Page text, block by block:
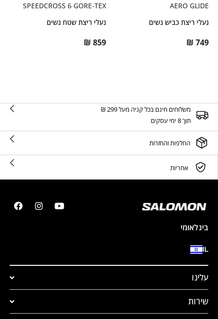
AERO GLIDE
נעלי ריצת כביש נשים
₪ 749
SPEEDCROSS 6 GORE-TEX
נעלי ריצת שטח נשים
₪ 859
משלוחים חינם בכל קניה מעל 299 ₪
תוך 8 ימי עסקים
החלפות והחזרות
אחריות
בינלאומי
IL
עלינו
שירות